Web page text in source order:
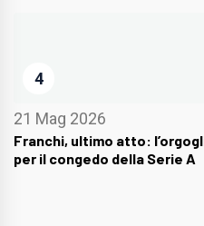
4
21 Mag 2026
Franchi, ultimo atto:
per il congedo della Serie A